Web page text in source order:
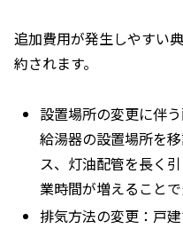
追加費用が発生しやすい
約されます。
設置場所の変更に伴
給湯器の設置場所を
ス、灯油配管を長く
業時間が増えることで
排気方法の変更：戸